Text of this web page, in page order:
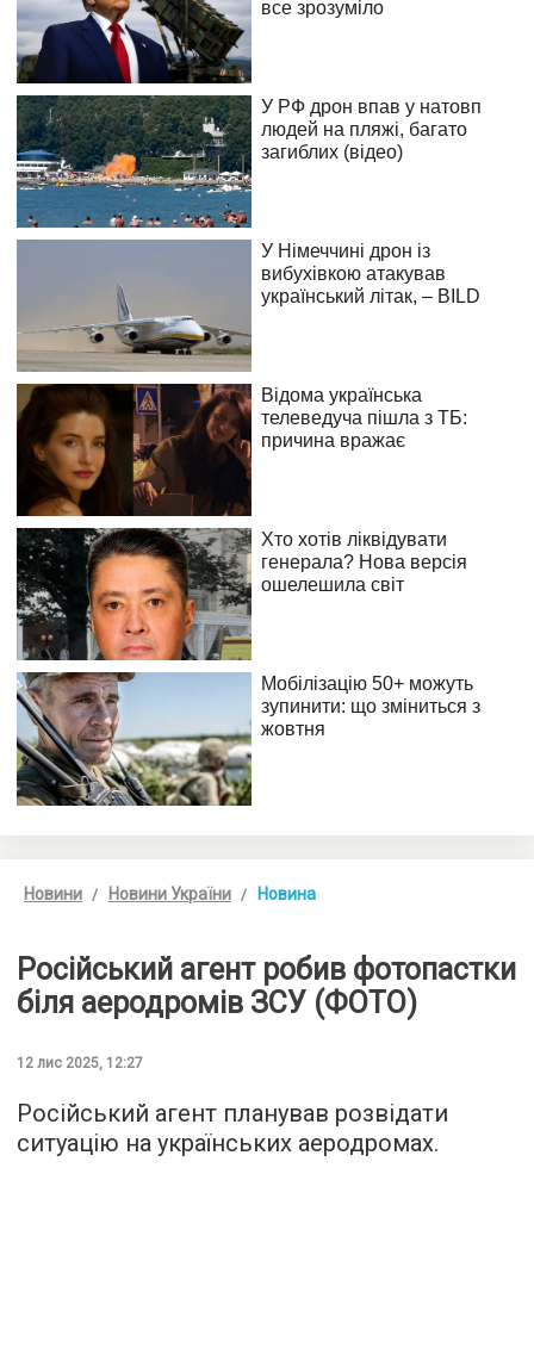
Новини Новини України Новина
Російський агент робив фотопастки
біля аеродромів ЗСУ (ФОТО)
12 лис 2025, 12:27
Російський агент планував розвідати
ситуацію на українських аеродромах.